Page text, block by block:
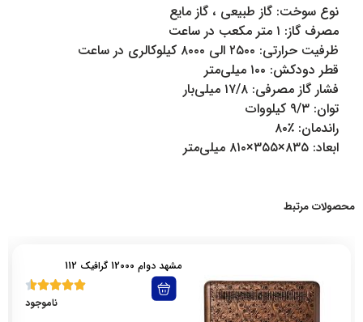
نوع سوخت: گاز طبیعی ، گاز مایع
مصرف گاز: ۱ متر مکعب در ساعت
ظرفیت حرارتی: ۲۵۰۰ الی ۸۰۰۰ کیلوکالری در ساعت
قطر دودکش: ۱۰۰ میلی‌متر
فشار گاز مصرفی: ۱۷/۸ میلی‌بار
توان: ۹/۳ کیلووات
راندمان: ٪۸۰
ابعاد: ۸۳۵×۳۵۵×۸۱۰ میلی‌متر
محصولات مرتبط
مشهد دوام 12000 گرافیک 112
ناموجود